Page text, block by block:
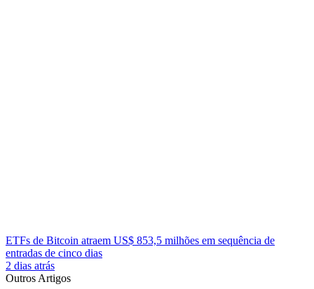
ETFs de Bitcoin atraem US$ 853,5 milhões em sequência de
entradas de cinco dias
2 dias atrás
Outros Artigos